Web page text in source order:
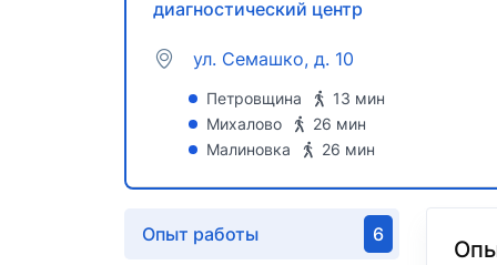
диагностический центр
ул. Семашко, д. 10
Петровщина
13 мин
Михалово
26 мин
Малиновка
26 мин
Опыт работы 6